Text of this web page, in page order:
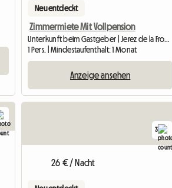
Neu entdeckt
Zimmermiete Mit Vollpension
Unterkunft beim Gastgeber | Jerez de la Frontera (11405)
1 Pers. | Mindestaufenthalt: 1 Monat
Anzeige ansehen
3
26 € / Nacht